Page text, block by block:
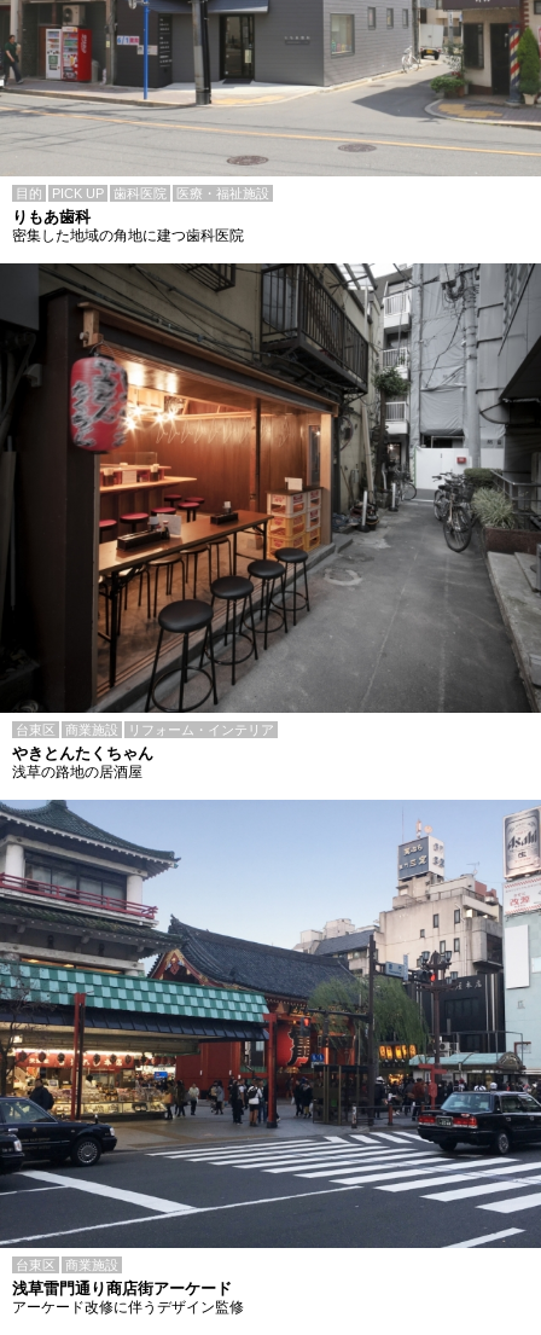
目的 PICK UP 歯科医院 医療・福祉施設
りもあ歯科
密集した地域の角地に建つ歯科医院
台東区 商業施設 リフォーム・インテリア
やきとんたくちゃん
浅草の路地の居酒屋
台東区 商業施設
浅草雷門通り商店街アーケード
アーケード改修に伴うデザイン監修